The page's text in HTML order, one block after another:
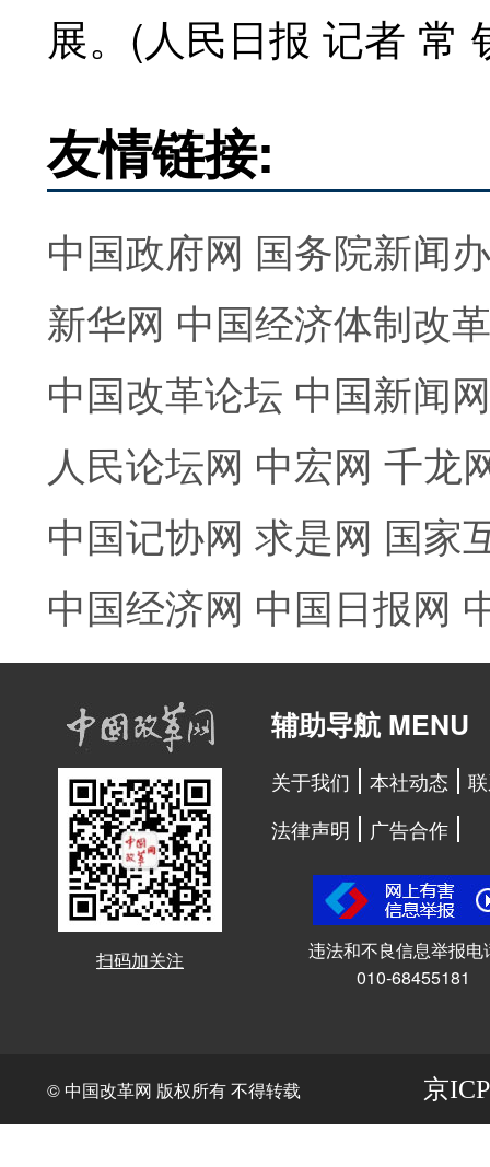
展。(人民日报 记者 常
友情链接:
中国政府网 国务院新闻
新华网 中国经济体制改
中国改革论坛 中国新闻网
人民论坛网 中宏网 千龙
中国记协网 求是网 国家
中国经济网 中国日报网
扫码加关注
辅助导航 MENU
关于我们 本社动态
法律声明
广告合作
违法和不良信息举报电
010-68455181
© 中国改革网 版权所有 不得转载 京